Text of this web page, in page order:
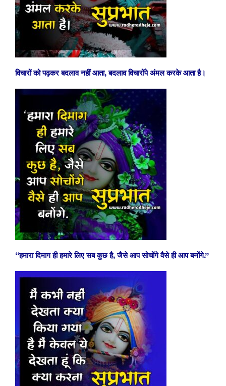
विचारों को पढ़कर बदलाव नहीं आता, बदलाव विचारोंपे अंमल करके आता है।
“हमारा दिमाग ही हमारे लिए सब कुछ है, जैसे आप सोचोंगे वैसे ही आप बनोंगे.”